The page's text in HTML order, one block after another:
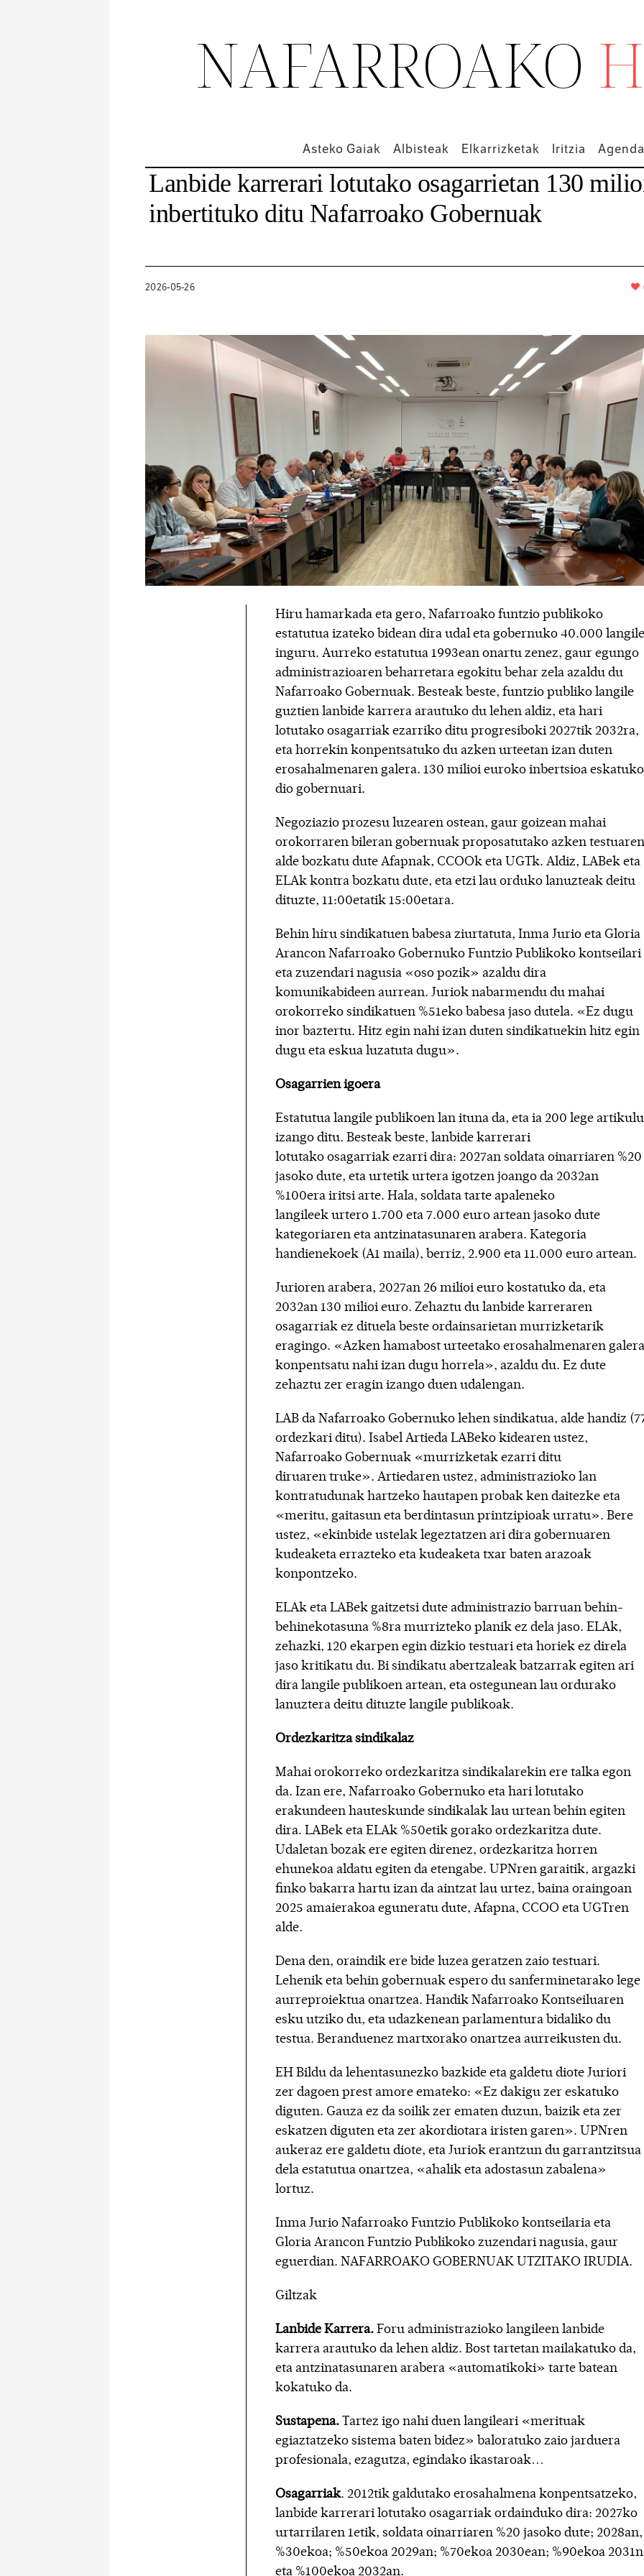
NAFARROAKO
Asteko Gaiak Albisteak Elkarrizketak Iritzia
Lanbide karrerari lotutako osagarrietan 130
inbertituko ditu Nafarroako Gobernuak
2026-05-26
Hiru hamarkada eta gero, Nafarroako funtzio publikoko
estatutua izateko bidean dira udal eta gobernuko 40.000 langile
inguru. Aurreko estatutua 1993ean onartu zenez, gaur egungo
administrazioaren beharretara egokitu behar zela azaldu du
Nafarroako Gobernuak. Besteak beste, funtzio publiko langile
guztien lanbide karrera arautuko du lehen aldiz, eta hari
lotutako osagarriak ezarriko ditu progresiboki 2027tik 2032ra,
eta horrekin konpentsatuko du azken urteetan izan duten
erosahalmenaren galera. 130 milioi euroko inbertsioa eskatuko
dio gobernuari.
Negoziazio prozesu luzearen ostean, gaur goizean mahai
orokorraren bileran gobernuak proposatutako azken testuaren
alde bozkatu dute Afapnak, CCOOk eta UGTk. Aldiz, LABek eta
ELAk kontra bozkatu dute, eta etzi lau orduko lanuzteak deitu
dituzte, 11:00etatik 15:00etara.
Behin hiru sindikatuen babesa ziurtatuta, Inma Jurio eta Gloria
Arancon Nafarroako Gobernuko Funtzio Publikoko kontseilari
eta zuzendari nagusia «oso pozik» azaldu dira
komunikabideen aurrean. Juriok nabarmendu du mahai
orokorreko sindikatuen %51eko babesa jaso dutela. «Ez dugu
inor baztertu. Hitz egin nahi izan duten sindikatuekin hitz egin
dugu eta eskua luzatuta dugu».
Osagarrien igoera
Estatutua langile publikoen lan ituna da, eta ia 200 lege artikulu
izango ditu. Besteak beste, lanbide karrerari
lotutako osagarriak ezarri dira: 2027an soldata oinarriaren %20
jasoko dute, eta urtetik urtera igotzen joango da 2032an
%100era iritsi arte. Hala, soldata tarte apaleneko
langileek urtero 1.700 eta 7.000 euro artean jasoko dute
kategoriaren eta antzinatasunaren arabera. Kategoria
handienekoek (A1 maila), berriz, 2.900 eta 11.000 euro artean.
Jurioren arabera, 2027an 26 milioi euro kostatuko da, eta
2032an 130 milioi euro. Zehaztu du lanbide karreraren
osagarriak ez dituela beste ordainsarietan murrizketarik
eragingo. «Azken hamabost urteetako erosahalmenaren galera
konpentsatu nahi izan dugu horrela», azaldu du. Ez dute
zehaztu zer eragin izango duen udalengan.
LAB da Nafarroako Gobernuko lehen sindikatua, alde handiz
ordezkari ditu). Isabel Artieda LABeko kidearen ustez,
Nafarroako Gobernuak «murrizketak ezarri ditu
diruaren truke». Artiedaren ustez, administrazioko lan
kontratudunak hartzeko hautapen probak ken daitezke eta
«meritu, gaitasun eta berdintasun printzipioak urratu». Bere
ustez, «ekinbide ustelak legeztatzen ari dira gobernuaren
kudeaketa errazteko eta kudeaketa txar baten arazoak
konpontzeko.
ELAk eta LABek gaitzetsi dute administrazio barruan behin-
behinekotasuna %8ra murrizteko planik ez dela jaso. ELAk,
zehazki, 120 ekarpen egin dizkio testuari eta horiek ez direla
jaso kritikatu du. Bi sindikatu abertzaleak batzarrak egiten ari
dira langile publikoen artean, eta ostegunean lau ordurako
lanuztera deitu dituzte langile publikoak.
Ordezkaritza sindikalaz
Mahai orokorreko ordezkaritza sindikalarekin ere talka egon
da. Izan ere, Nafarroako Gobernuko eta hari lotutako
erakundeen hauteskunde sindikalak lau urtean behin egiten
dira. LABek eta ELAk %50etik gorako ordezkaritza dute.
Udaletan bozak ere egiten direnez, ordezkaritza horren
ehunekoa aldatu egiten da etengabe. UPNren garaitik, argazki
finko bakarra hartu izan da aintzat lau urtez, baina oraingoan
2025 amaierakoa eguneratu dute, Afapna, CCOO eta UGTren
alde.
Dena den, oraindik ere bide luzea geratzen zaio testuari.
Lehenik eta behin gobernuak espero du sanferminetarako lege
aurreproiektua onartzea. Handik Nafarroako Kontseiluaren
esku utziko du, eta udazkenean parlamentura bidaliko du
testua. Beranduenez martxorako onartzea aurreikusten du.
EH Bildu da lehentasunezko bazkide eta galdetu diote Juriori
zer dagoen prest amore emateko: «Ez dakigu zer eskatuko
diguten. Gauza ez da soilik zer ematen duzun, baizik eta zer
eskatzen diguten eta zer akordiotara iristen garen». UPNren
aukeraz ere galdetu diote, eta Juriok erantzun du garrantzitsua
dela estatutua onartzea, «ahalik eta adostasun zabalena»
lortuz.
Inma Jurio Nafarroako Funtzio Publikoko kontseilaria eta
Gloria Arancon Funtzio Publikoko zuzendari nagusia, gaur
eguerdian. NAFARROAKO GOBERNUAK UTZITAKO IRUDIA.
Giltzak
Lanbide Karrera.Foru administrazioko langileen lanbide
karrera arautuko da lehen aldiz. Bost tartetan mailakatuko da,
eta antzinatasunaren arabera «automatikoki» tarte batean
kokatuko da.
Sustapena.Tartez igo nahi duen langileari «merituak
egiaztatzeko sistema baten bidez» baloratuko zaio jarduera
profesionala, ezagutza, egindako ikastaroak…
Osagarriak. 2012tik galdutako erosahalmena konpentsatzeko,
lanbide karrerari lotutako osagarriak ordainduko dira: 2027ko
urtarrilaren 1etik, soldata oinarriaren %20 jasoko dute; 2028an,
%30ekoa; %50ekoa 2029an; %70ekoa 2030ean; %90ekoa 2031n
eta %100ekoa 2032an.